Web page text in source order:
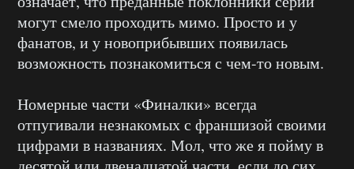
могут смело проходить мимо. Просто и у
фанатов, и у новоприбывших появилась
возможность познакомиться с чем-то новым.
Номерные части «Финалки» всегда
отпугивали незнакомых с франшизой своими
цифрами в названиях. Мол, что же я пойму в